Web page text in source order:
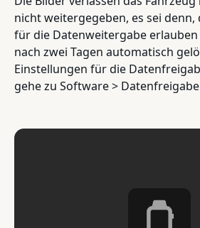
nicht weitergegeben, es sei denn,
für die Datenweitergabe erlauben
nach zwei Tagen automatisch
Einstellungen für die
gehe zu Software >